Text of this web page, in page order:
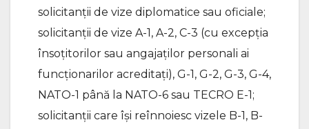
solicitanţii de vize diplomatice sau oficiale;
solicitanţii de vize A-1, A-2, C-3 (cu excepţia
însoţitorilor sau angajaţilor personali ai
funcţionarilor acreditaţi), G-1, G-2, G-3, G-4,
NATO-1 până la NATO-6 sau TECRO E-1;
solicitanţii care îşi reînnoiesc vizele B-1, B-